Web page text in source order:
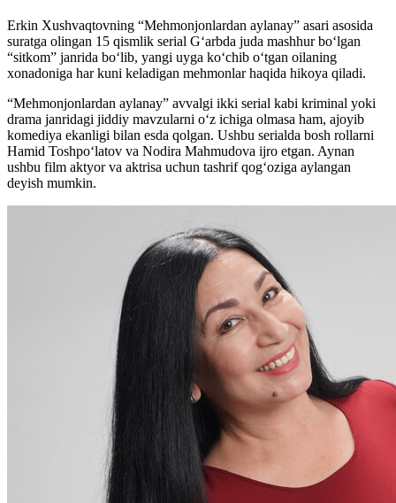
Erkin Xushvaqtovning “Mehmonjonlardan aylanay” asari asosida
suratga olingan 15 qismlik serial Gʻarbda juda mashhur boʻlgan
“sitkom” janrida boʻlib, yangi uyga koʻchib oʻtgan oilaning
xonadoniga har kuni keladigan mehmonlar haqida hikoya qiladi.
“Mehmonjonlardan aylanay” avvalgi ikki serial kabi kriminal yoki
drama janridagi jiddiy mavzularni oʻz ichiga olmasa ham, ajoyib
komediya ekanligi bilan esda qolgan. Ushbu serialda bosh rollarni
Hamid Toshpoʻlatov va Nodira Mahmudova ijro etgan. Aynan
ushbu film aktyor va aktrisa uchun tashrif qogʻoziga aylangan
deyish mumkin.